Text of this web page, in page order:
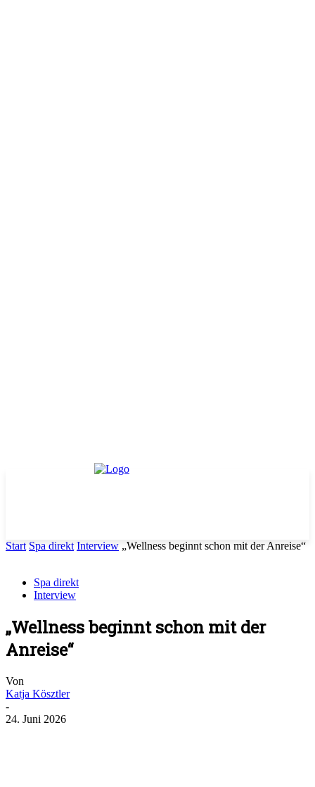
Start Spa direkt Interview „Wellness beginnt schon mit der Anreise“
Spa direkt
Interview
„Wellness beginnt schon mit der
Anreise“
Von
Katja Kösztler
-
24. Juni 2026